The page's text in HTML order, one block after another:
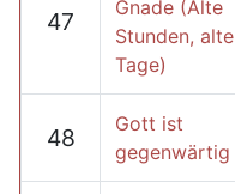
47
Gnade (Alte
Stunden, alte
Tage)
48
Gott ist
gegenwärtig